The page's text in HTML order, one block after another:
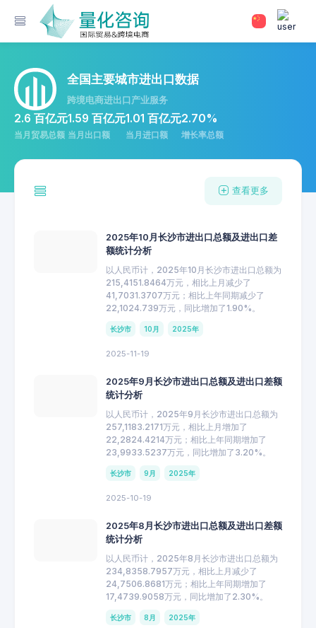
全国主要城市进出口数据
跨境电商进出口产业服务
2.6 百亿元
当月贸易总额
1.59 百亿元
当月出口额
1.01 百亿元
当月进口额
2.70%
增长率总额
查看更多
2025年10月长沙市进出口总额及进出口差
额统计分析
以人民币计，2025年10月长沙市进出口总额为
215,4151.8464万元，相比上月减少了
41,7031.3707万元；相比上年同期减少了
22,1024.739万元，同比增加了1.90%。
长沙市 10月 2025年
2025-11-19
2025年9月长沙市进出口总额及进出口差额
统计分析
以人民币计，2025年9月长沙市进出口总额为
257,1183.2171万元，相比上月增加了
22,2824.4214万元；相比上年同期增加了
23,9933.5237万元，同比增加了3.20%。
长沙市 9月 2025年
2025-10-19
2025年8月长沙市进出口总额及进出口差额
统计分析
以人民币计，2025年8月长沙市进出口总额为
234,8358.7957万元，相比上月减少了
24,7506.8681万元；相比上年同期增加了
17,4739.9058万元，同比增加了2.30%。
长沙市 8月 2025年